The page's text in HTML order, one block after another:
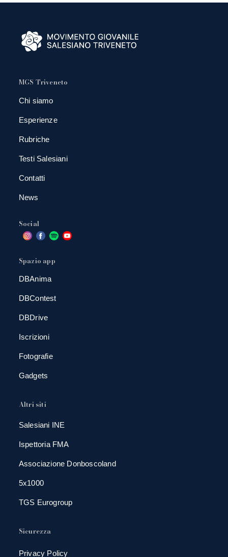
MGS Triveneto
Chi siamo
Esperienze
Rubriche
Testi Salesiani
Contatti
News
Social
Spazio app
DBAnima
DBContest
DBDrive
Iscrizioni
Fotografie
Gadgets
Altri siti
Salesiani INE
Ispettoria FMA
Associazione Donboscoland
5x1000
TGS Eurogroup
Sicurezza
Privacy Policy